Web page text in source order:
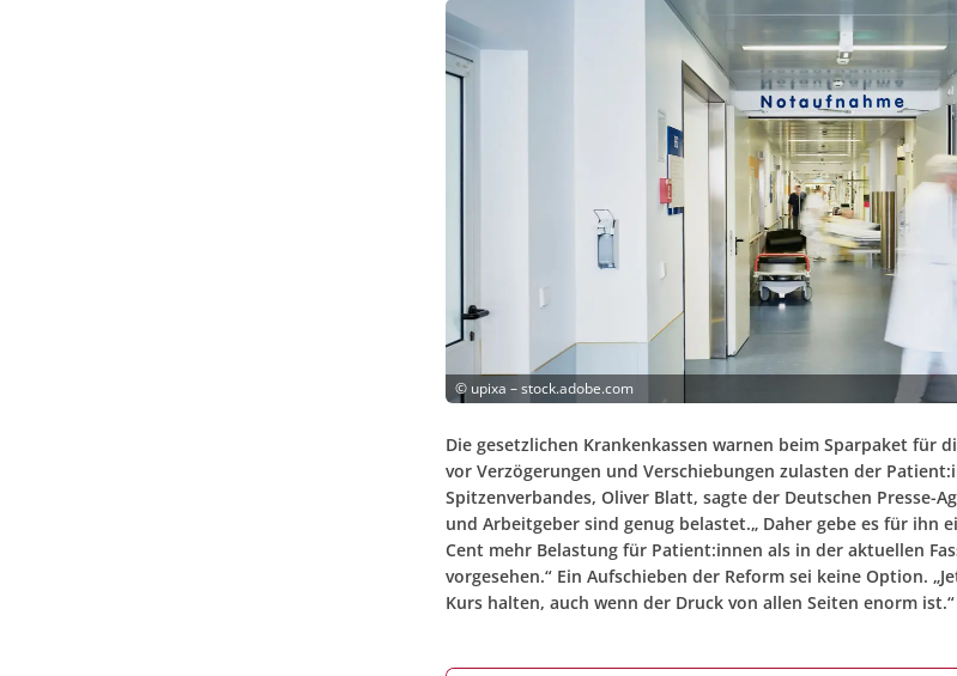
© upixa – stock.adobe.com
Die gesetzlichen Krankenkassen warnen beim Sparpaket für
vor Verzögerungen und Verschiebungen zulasten der
Spitzenverbandes, Oliver Blatt, sagte der Deutschen Presse-
und Arbeitgeber sind genug belastet.„ Daher gebe es für ihn
Cent mehr Belastung für Patient:innen als in der aktuellen
vorgesehen.“ Ein Aufschieben der Reform sei keine Option.
Kurs halten, auch wenn der Druck von allen Seiten enorm ist.“